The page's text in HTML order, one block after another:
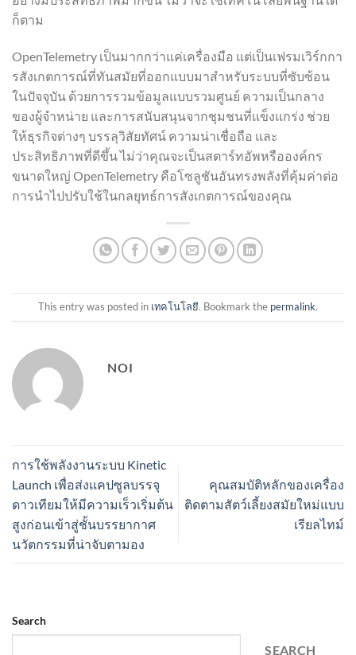
ก็ตาม
OpenTelemetry เป็นมากกว่าแค่เครื่องมือ แต่เป็นเฟรมเวิร์กกา
รสังเกตการณ์ที่ทันสมัยที่ออกแบบมาสำหรับระบบที่ซับซ้อน
ในปัจจุบัน ด้วยการรวมข้อมูลแบบรวมศูนย์ ความเป็นกลาง
ของผู้จำหน่าย และการสนับสนุนจากชุมชนที่แข็งแกร่ง ช่วย
ให้ธุรกิจต่างๆ บรรลุวิสัยทัศน์ ความน่าเชื่อถือ และ
ประสิทธิภาพที่ดีขึ้น ไม่ว่าคุณจะเป็นสตาร์ทอัพหรือองค์กร
ขนาดใหญ่ OpenTelemetry คือโซลูชันอันทรงพลังที่คุ้มค่าต่อ
การนำไปปรับใช้ในกลยุทธ์การสังเกตการณ์ของคุณ
This entry was posted in เทคโนโลยี. Bookmark the permalink.
NOI
การใช้พลังงานระบบ Kinetic
Launch เพื่อส่งแคปซูลบรรจุ
ดาวเทียมให้มีความเร็วเริ่มต้น
สูงก่อนเข้าสู่ชั้นบรรยากาศ
นวัตกรรมที่น่าจับตามอง
คุณสมบัติหลักของเครื่อง
ติดตามสัตว์เลี้ยงสมัยใหม่แบบ
เรียลไทม์
Search
SEARCH